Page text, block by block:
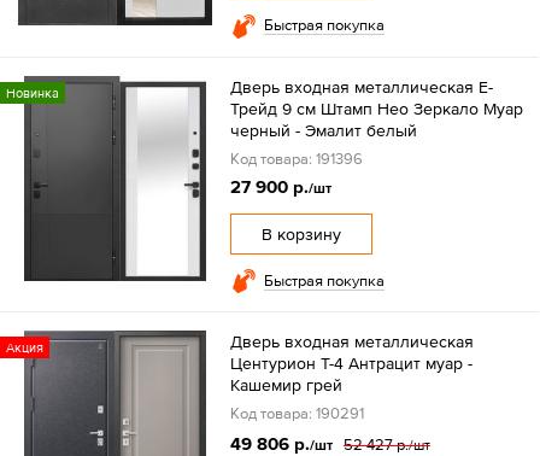
Быстрая покупка
Новинка
Дверь входная металлическая Е-
Трейд 9 см Штамп Нео Зеркало Муар
черный - Эмалит белый
Код товара: 191396
27 900 р./шт
В корзину
Быстрая покупка
Акция
Дверь входная металлическая
Центурион Т-4 Антрацит муар -
Кашемир грей
Код товара: 190291
49 806 р./шт 52 427 р./шт